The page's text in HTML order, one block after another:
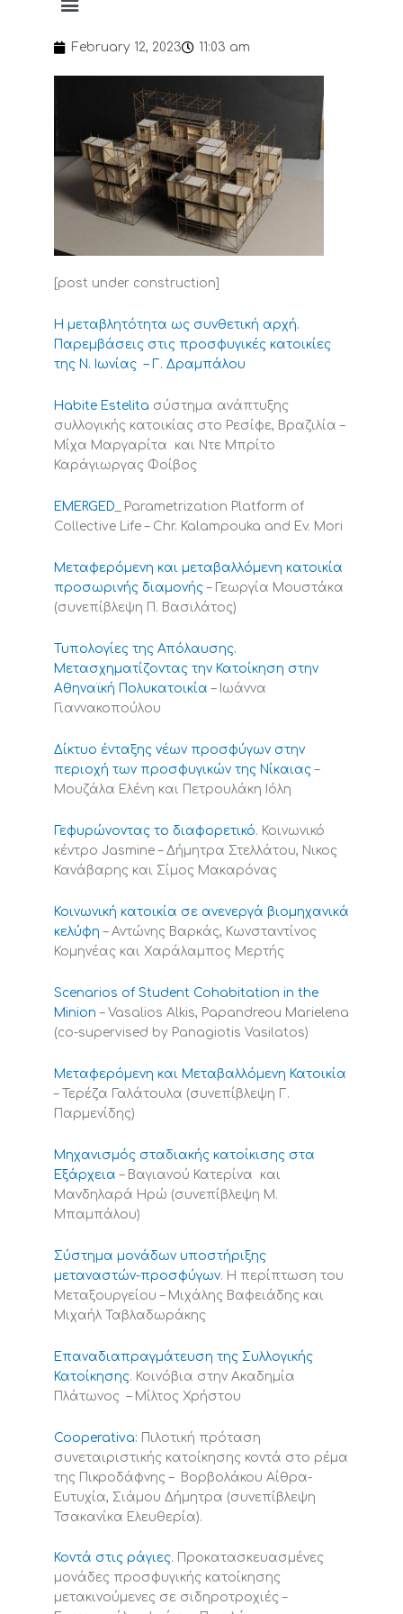
February 12, 2023 11:03 am
[post under construction]
Η μεταβλητότητα ως συνθετική αρχή.
Παρεμβάσεις στις προσφυγικές κατοικίες
της Ν. Ιωνίας – Γ. Δραμπάλου
Habite Estelita σύστημα ανάπτυξης
συλλογικής κατοικίας στο Ρεσίφε, Βραζιλία –
Μίχα Μαργαρίτα και Ντε Μπρίτο
Καράγιωργας Φοίβος
EMERGED _ Parametrization Platform of
Collective Life – Chr. Kalampouka and Ev. Mori
Μεταφερόμενη και μεταβαλλόμενη κατοικία
προσωρινής διαμονής – Γεωργία Μουστάκα
(συνεπίβλεψη Π. Βασιλάτος)
Τυπολογίες της Απόλαυσης.
Μετασχηματίζοντας την Κατοίκηση στην
Αθηναϊκή Πολυκατοικία – Ιωάννα
Γιαννακοπούλου
Δίκτυο ένταξης νέων προσφύγων στην
περιοχή των προσφυγικών της Νίκαιας –
Μουζάλα Ελένη και Πετρουλάκη Ιόλη
Γεφυρώνοντας το διαφορετικό. Κοινωνικό
κέντρο Jasmine – Δήμητρα Στελλάτου, Νικος
Κανάβαρης και Σίμος Μακαρόνας
Κοινωνική κατοικία σε ανενεργά βιομηχανικά
κελύφη – Αντώνης Βαρκάς, Κωνσταντίνος
Κομηνέας και Χαράλαμπος Μερτής
Scenarios of Student Cohabitation in the
Minion – Vasalios Alkis, Papandreou Marielena
(co-supervised by Panagiotis Vasilatos)
Μεταφερόμενη και Μεταβαλλόμενη Κατοικία
– Τερέζα Γαλάτουλα (συνεπίβλεψη Γ.
Παρμενίδης)
Μηχανισμός σταδιακής κατοίκισης στα
Εξάρχεια – Βαγιανού Κατερίνα και
Μανδηλαρά Ηρώ (συνεπίβλεψη Μ.
Μπαμπάλου)
Σύστημα μονάδων υποστήριξης
μεταναστών-προσφύγων. Η περίπτωση του
Μεταξουργείου – Μιχάλης Βαφειάδης και
Μιχαήλ Ταβλαδωράκης
Επαναδιαπραγμάτευση της Συλλογικής
Κατοίκησης. Κοινόβια στην Ακαδημία
Πλάτωνος – Μίλτος Χρήστου
Cooperativa: Πιλοτική πρόταση
συνεταιριστικής κατοίκησης κοντά στο ρέμα
της Πικροδάφνης – Βορβολάκου Αίθρα-
Ευτυχία, Σιάμου Δήμητρα (συνεπίβλεψη
Τσακανίκα Ελευθερία).
Κοντά στις ράγιες. Προκατασκευασμένες
μονάδες προσφυγικής κατοίκησης
μετακινούμενες σε σιδηροτροχιές –